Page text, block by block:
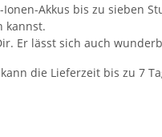
Akkus bis zu sieben
kannst.
Er lässt sich auch
die Lieferzeit bis zu 7